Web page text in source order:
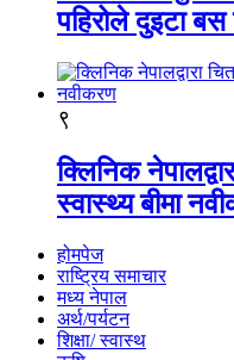
पहिरोले दुइटा
९
क्लिनिक
स्वास्थ्य बीमा
होमपेज
राष्ट्रिय समाचार
मध्य नेपाल
अर्थ/पर्यटन
शिक्षा/ स्वास्थ